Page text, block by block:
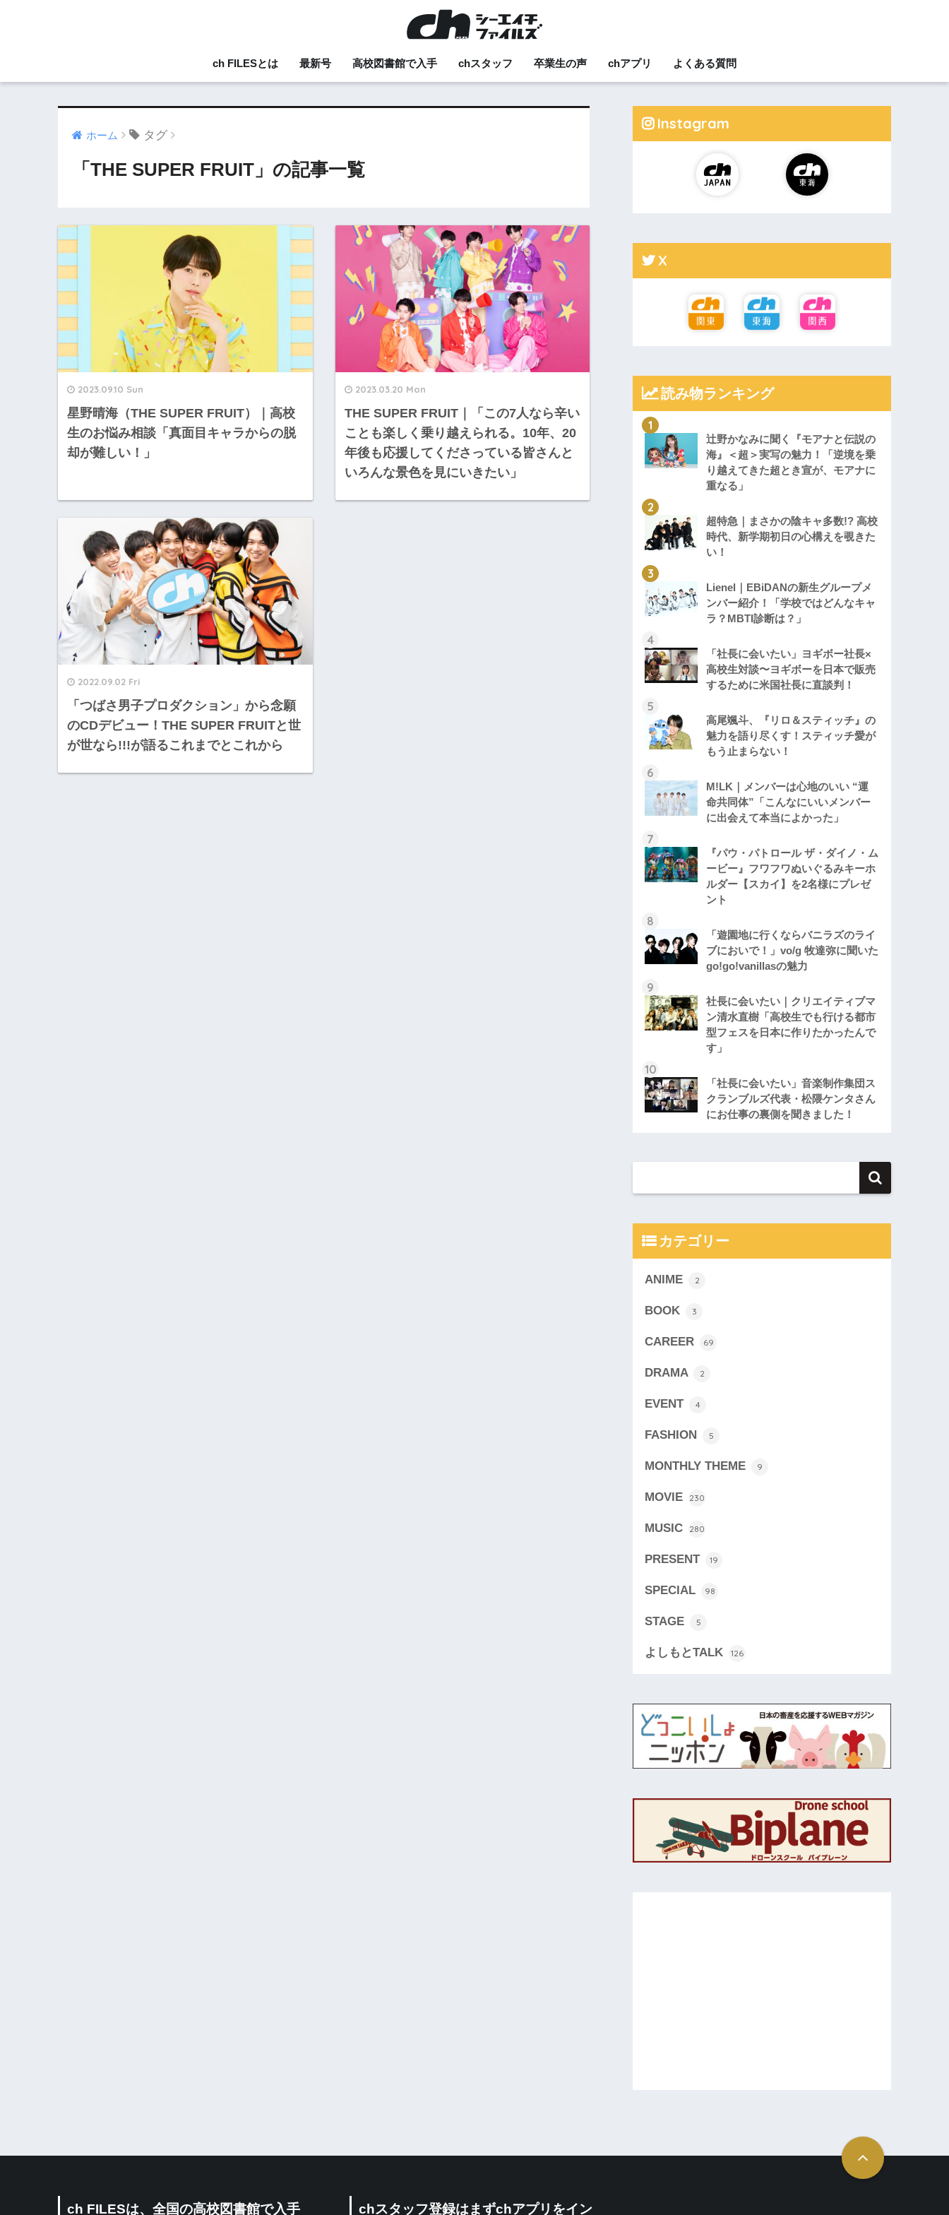
ch FILESとは 最新号 高校図書館で入手 chスタッフ 卒業生の声 chアプリ よくある質問
ホーム タグ
「THE SUPER FRUIT」の記事一覧
2023.09.10 Sun
星野晴海（THE SUPER FRUIT）｜高校
生のお悩み相談「真面目キャラからの脱
却が難しい！」
2023.03.20 Mon
THE SUPER FRUIT｜「この7人なら辛い
ことも楽しく乗り越えられる。10年、20
年後も応援してくださっている皆さんと
いろんな景色を見にいきたい」
2022.09.02 Fri
「つばさ男子プロダクション」から念願
のCDデビュー！THE SUPER FRUITと世
が世なら!!!が語るこれまでとこれから
Instagram
X
読み物ランキング
辻野かなみに聞く『モアナと伝説の
海』＜超＞実写の魅力！「逆境を乗
り越えてきた超とき宣が、モアナに
重なる」
超特急｜まさかの陰キャ多数!? 高校
時代、新学期初日の心構えを覗きた
い！
Lienel｜EBiDANの新生グループメ
ンバー紹介！「学校ではどんなキャ
ラ？MBTI診断は？」
「社長に会いたい」ヨギボー社長×
高校生対談〜ヨギボーを日本で販売
するために米国社長に直談判！
高尾颯斗、『リロ＆スティッチ』の
魅力を語り尽くす！スティッチ愛が
もう止まらない！
M!LK｜メンバーは心地のいい “運
命共同体”「こんなにいいメンバー
に出会えて本当によかった」
『パウ・パトロール ザ・ダイノ・ム
ービー』フワフワぬいぐるみキーホ
ルダー【スカイ】を2名様にプレゼ
ント
「遊園地に行くならバニラズのライ
ブにおいで！」vo/g 牧達弥に聞いた
go!go!vanillasの魅力
社長に会いたい｜クリエイティブマ
ン清水直樹「高校生でも行ける都市
型フェスを日本に作りたかったんで
す」
「社長に会いたい」音楽制作集団ス
クランブルズ代表・松隈ケンタさん
にお仕事の裏側を聞きました！
カテゴリー
ANIME 2
BOOK 3
CAREER 69
DRAMA 2
EVENT 4
FASHION 5
MONTHLY THEME 9
MOVIE 230
MUSIC 280
PRESENT 19
SPECIAL 98
STAGE 5
よしもとTALK 126
ch FILESは、全国の高校図書館で入手 chスタッフ登録はまずchアプリをイン